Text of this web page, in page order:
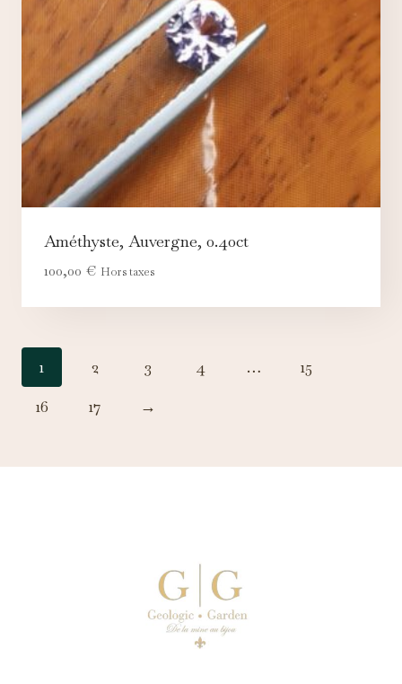
Améthyste, Auvergne, 0.40ct
100,00 € Hors taxes
1 2 3 4 …
15
16
17 →